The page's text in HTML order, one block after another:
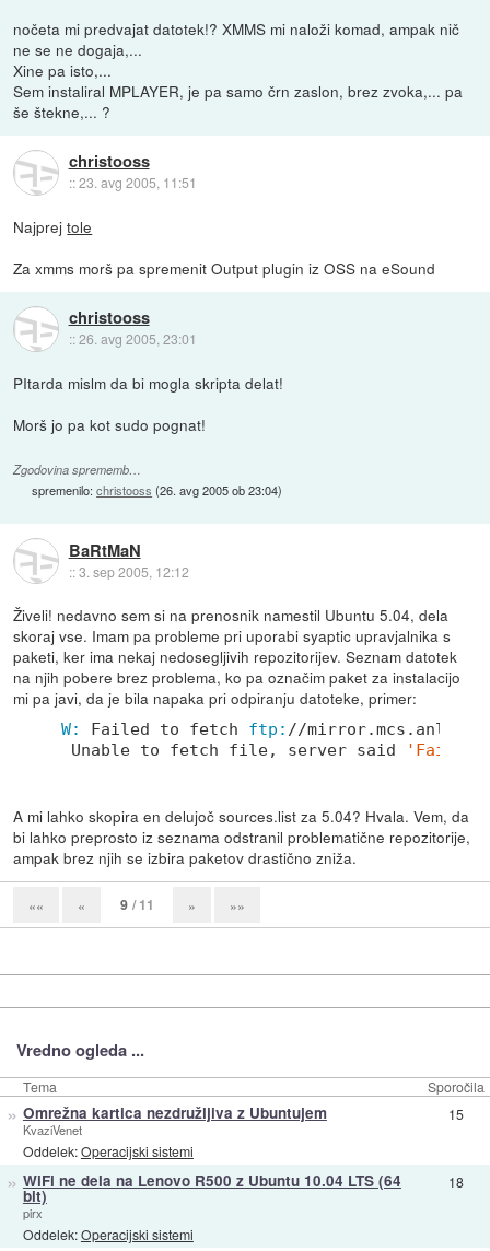
nočeta mi predvajat datotek!? XMMS mi naloži komad, ampak nič
ne se ne dogaja,...
Xine pa isto,...
Sem instaliral MPLAYER, je pa samo črn zaslon, brez zvoka,... pa
še štekne,... ?
christooss
::23. avg 2005, 11:51
Najprejtole
Za xmms morš pa spremenit Output plugin iz OSS na eSound
christooss
::26. avg 2005, 23:01
PItarda mislm da bi mogla skripta delat!
Morš jo pa kot sudo pognat!
Zgodovina sprememb…
spremenilo:christooss (26. avg 2005 ob 23:04)
BaRtMaN
::3. sep 2005, 12:12
Živeli! nedavno sem si na prenosnik namestil Ubuntu 5.04, dela
skoraj vse. Imam pa probleme pri uporabi syaptic upravjalnika s
paketi, ker ima nekaj nedosegljivih repozitorijev. Seznam datotek
na njih pobere brez problema, ko pa označim paket za instalacijo
mi pa javi, da je bila napaka pri odpiranju datoteke, primer:
W: Failed to fetch ftp: //
Unable to fetch file, server said
'Failed
A mi lahko skopira en delujoč sources.list za 5.04? Hvala. Vem, da
bi lahko preprosto iz seznama odstranil problematične repozitorije,
ampak brez njih se izbira paketov drastično zniža.
«« « 9 / 11 » »»
Vredno ogleda ...
Tema Sporočila
» Omrežna kartica nezdružljiva z Ubuntujem
KvaziVenet
Oddelek:Operacijski sistemi
15
» WiFi ne dela na Lenovo R500 z Ubuntu 10.04 LTS (64
bit)
pirx
Oddelek:Operacijski sistemi
18